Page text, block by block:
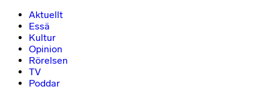
Aktuellt
Essä
Kultur
Opinion
Rörelsen
TV
Poddar